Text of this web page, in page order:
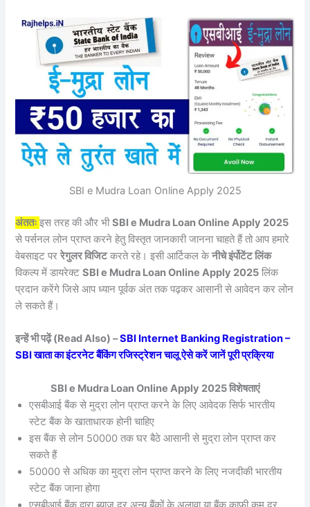
SBI e Mudra Loan Online Apply 2025
अंततःइस तरह की और भीSBI e Mudra Loan Online Apply 2025
से पर्सनल लोन प्राप्त करने हेतु विस्तृत जानकारी जानना चाहते हैं तो आप हमारे
वेबसाइट पररेगुलर विजिटकरते रहे। इसी आर्टिकल केनीचे इंर्पोटेंट लिंक
विकल्प में डायरेक्टSBI e Mudra Loan Online Apply 2025 लिंक
प्रदान करेंगे जिसे आप ध्यान पूर्वक अंत तक पढ़कर आसानी से आवेदन कर लोन
ले सकते हैं।
इन्हें भी पढ़ें (Read Also) –SBI Internet Banking Registration –
SBI खाता का इंटरनेट बैंकिंग रजिस्ट्रेशन चालू ऐसे करें जानें पूरी प्रक्रिया
SBI e Mudra Loan Online Apply 2025 विशेषताएं
एसबीआई बैंक से मुद्रा लोन प्राप्त करने के लिए आवेदक सिर्फ भारतीय
स्टेट बैंक के खाताधारक होनी चाहिए
इस बैंक से लोन 50000 तक घर बैठे आसानी से मुद्रा लोन प्राप्त कर
सकते हैं
50000 से अधिक का मुद्रा लोन प्राप्त करने के लिए नजदीकी भारतीय
स्टेट बैंक जाना होगा